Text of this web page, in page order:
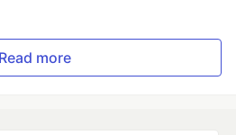
Read more